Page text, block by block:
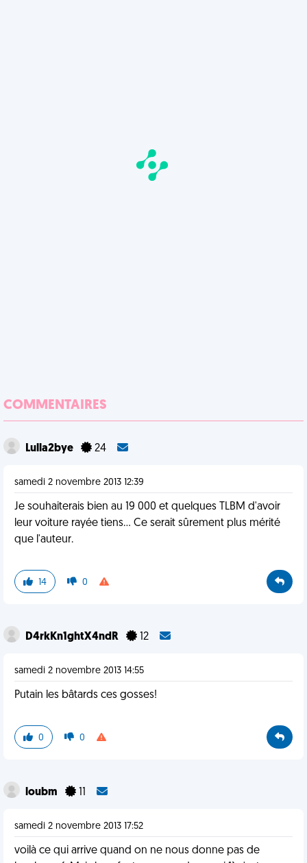
COMMENTAIRES
Lulla2bye 24
samedi 2 novembre 2013 12:39
Je souhaiterais bien au 19 000 et quelques TLBM d'avoir
leur voiture rayée tiens... Ce serait sûrement plus mérité
que l'auteur.
14 0
D4rkKn1ghtX4ndR 12
samedi 2 novembre 2013 14:55
Putain les bâtards ces gosses!
0 0
loubm
samedi 2 novembre 2013 17:52
voilà ce qui arrive quand on ne nous donne pas de